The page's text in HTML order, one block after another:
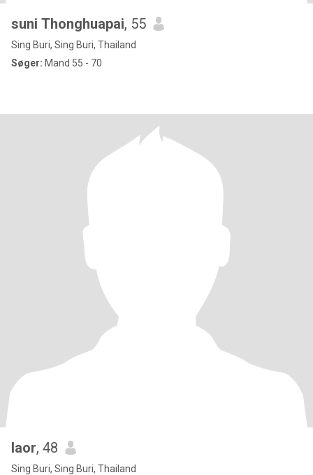
suni Thonghuapai, 55
Sing Buri, Sing Buri, Thailand
Søger: Mand 55 - 70
laor, 48
Sing Buri, Sing Buri, Thailand